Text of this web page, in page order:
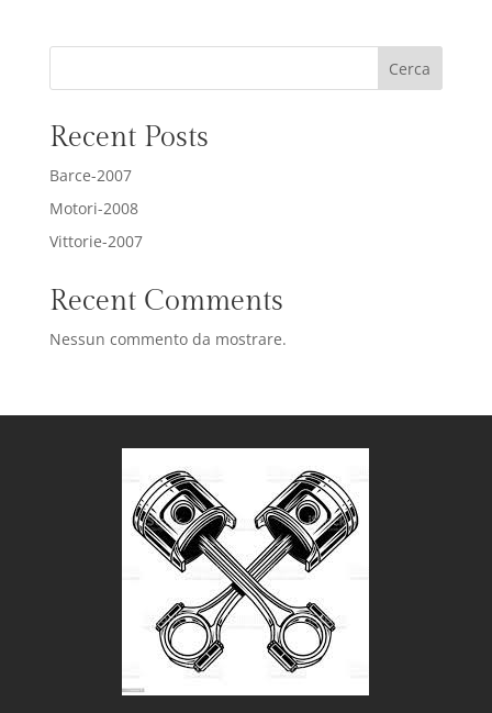
Cerca
Recent Posts
Barce-2007
Motori-2008
Vittorie-2007
Recent Comments
Nessun commento da mostrare.